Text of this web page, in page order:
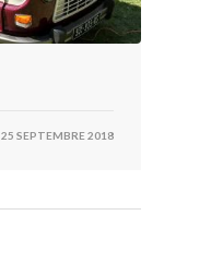
25 SEPTEMBRE 2018